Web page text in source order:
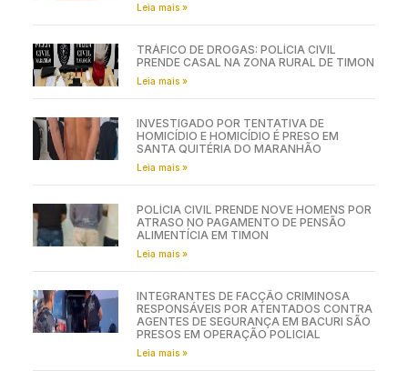
Leia mais »
TRÁFICO DE DROGAS: POLÍCIA CIVIL
PRENDE CASAL NA ZONA RURAL DE TIMON
Leia mais »
INVESTIGADO POR TENTATIVA DE
HOMICÍDIO E HOMICÍDIO É PRESO EM
SANTA QUITÉRIA DO MARANHÃO
Leia mais »
POLÍCIA CIVIL PRENDE NOVE HOMENS POR
ATRASO NO PAGAMENTO DE PENSÃO
ALIMENTÍCIA EM TIMON
Leia mais »
INTEGRANTES DE FACÇÃO CRIMINOSA
RESPONSÁVEIS POR ATENTADOS CONTRA
AGENTES DE SEGURANÇA EM BACURI SÃO
PRESOS EM OPERAÇÃO POLICIAL
Leia mais »